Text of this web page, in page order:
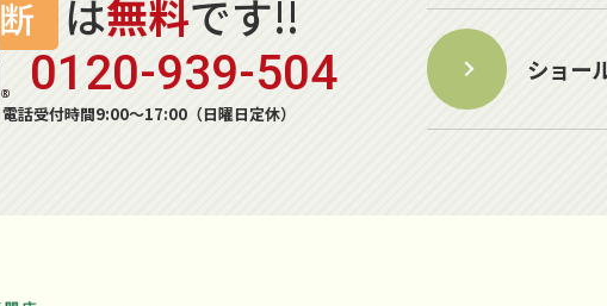
断
は無料です!!
0120-939-504
電話受付時間9:00～17:00（日曜日定休）
ショー